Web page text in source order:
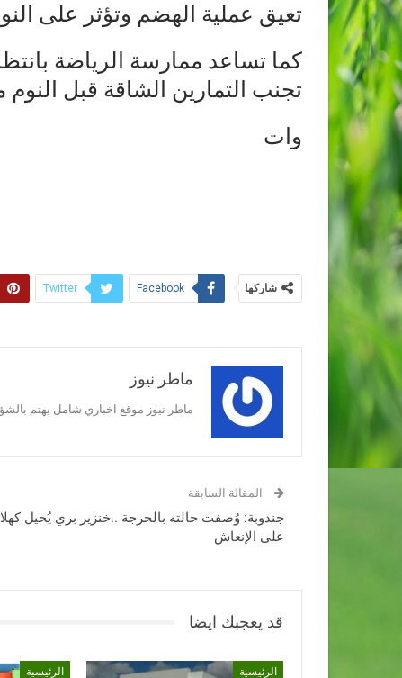
تعيق عملية الهضم وتؤثر على
كما تساعد ممارسة الرياضة
تجنب التمارين الشاقة قبل النوم
وات
شاركها Facebook
Twitter
ماطر نيوز
ماطر نيوز موقع اخباري شامل يهتم
المقالة السابقة
جندوبة: وُصفت حالته بالحرجة ..خنزير بري يُحيل كهلا
على الإنعاش
قد يعجبك ايضا
الرئيسية الرئيسية